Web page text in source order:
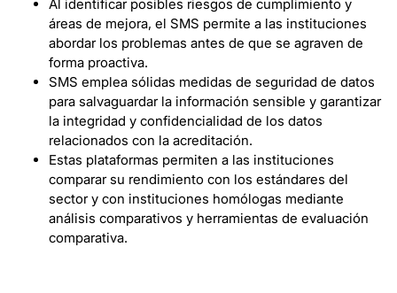
Al identificar posibles riesgos de cumplimiento y
áreas de mejora, el SMS permite a las instituciones
abordar los problemas antes de que se agraven de
forma proactiva.
SMS emplea sólidas medidas de seguridad de datos
para salvaguardar la información sensible y garantizar
la integridad y confidencialidad de los datos
relacionados con la acreditación.
Estas plataformas permiten a las instituciones
comparar su rendimiento con los estándares del
sector y con instituciones homólogas mediante
análisis comparativos y herramientas de evaluación
comparativa.